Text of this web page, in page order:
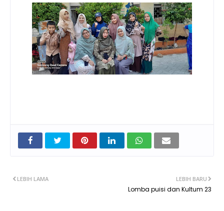
LEBIH BARU
Lomba puisi dan Kultum 23
LEBIH LAMA